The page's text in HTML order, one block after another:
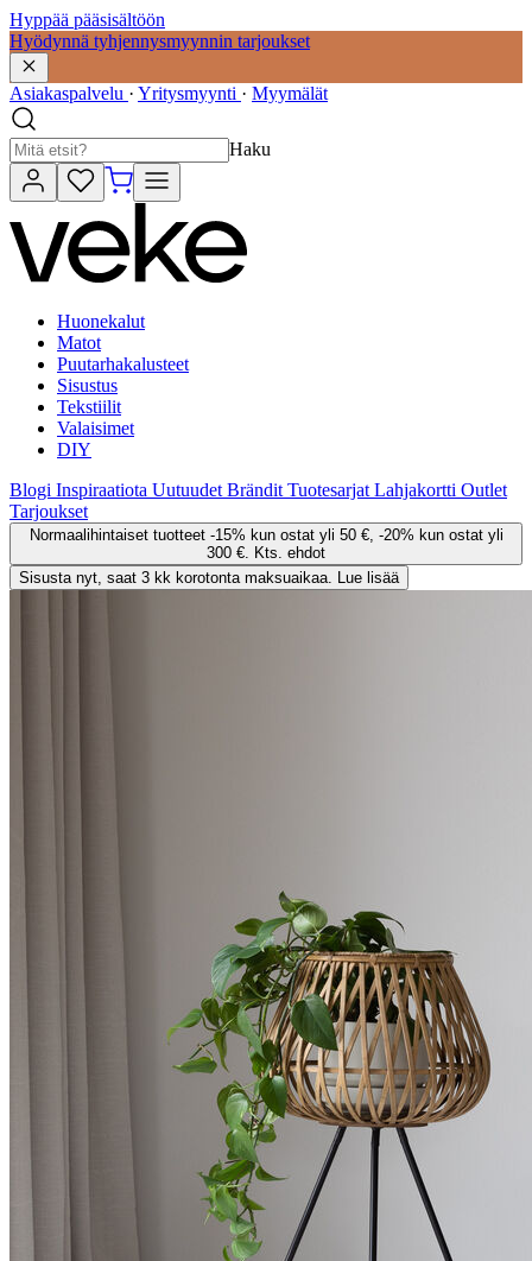
Hyppää pääsisältöön
Hyödynnä tyhjennysmyynnin tarjoukset
Asiakaspalvelu · Yritysmyynti · Myymälät
Haku
Huonekalut
Matot
Puutarhakalusteet
Sisustus
Tekstiilit
Valaisimet
DIY
Blogi Inspiraatiota Uutuudet Brändit Tuotesarjat Lahjakortti Outlet
Tarjoukset
Normaalihintaiset tuotteet -15% kun ostat yli 50 €, -20% kun ostat yli
300 €. Kts. ehdot
Sisusta nyt, saat 3 kk korotonta maksuaikaa. Lue lisää